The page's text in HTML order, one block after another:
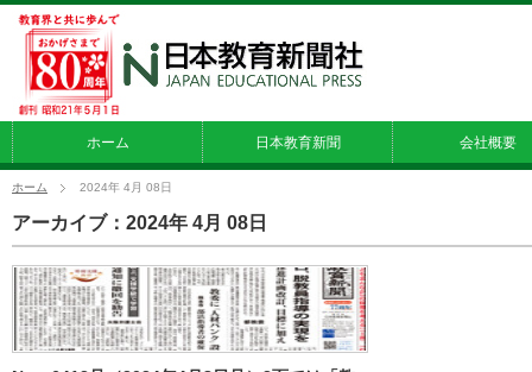
ホーム 日本教育新聞 会社概要
ホーム 2024年 4月 08日
アーカイブ：2024年 4月 08日